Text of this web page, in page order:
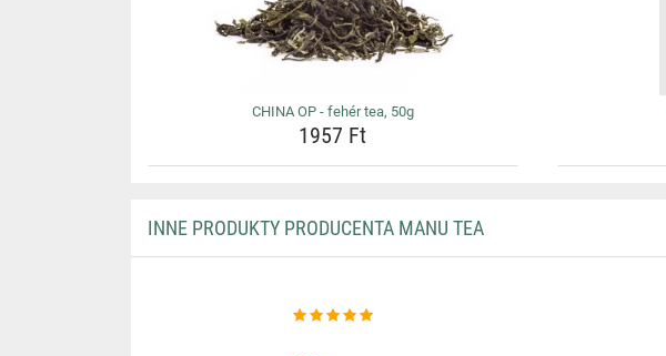
CHINA OP - fehér tea, 50g
1957 Ft
INNE PRODUKTY PRODUCENTA MANU TEA